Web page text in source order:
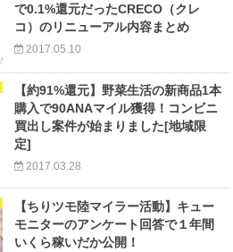
で0.1%還元だったCRECO（クレ
コ）のリニューアル内容まとめ
2017.05.10
【約91%還元】野菜生活の新商品1本
購入で90ANAマイル獲得！コンビニ
買出し案件が始まりました[地域限
定]
2017.03.28
【ちりツモ陸マイラー活動】キュー
モニターのアンケート回答で１年間
いくら稼いだか公開！